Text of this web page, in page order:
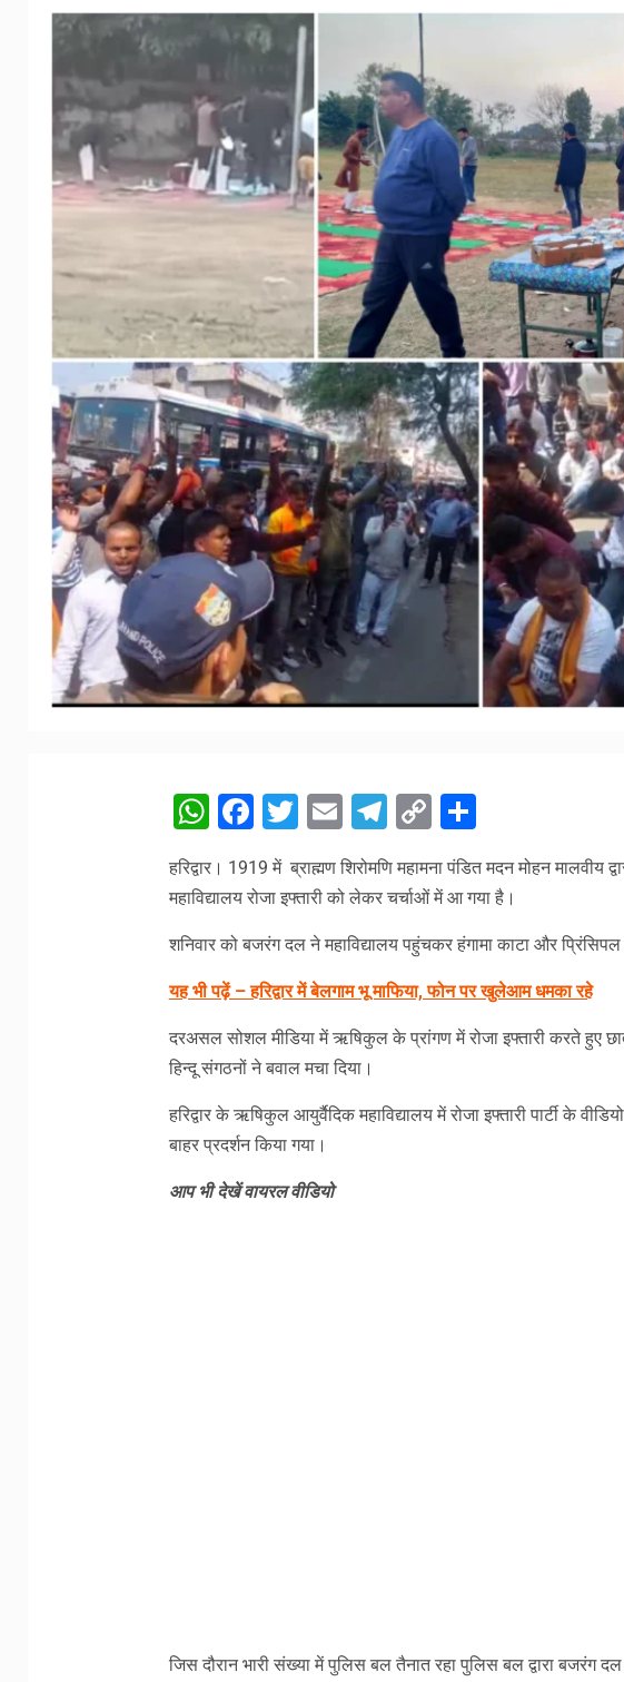
WhatsApp
Facebook
Twitter
EmailTelegram
Copy
Link
Share
हरिद्वार। 1919 में ब्राह्मण शिरोमणि महामना पंडित मदन मोहन मालवीय
महाविद्यालय रोजा इफ्तारी को लेकर चर्चाओं में आ गया है।
शनिवार को बजरंग दल ने महाविद्यालय पहुंचकर हंगामा काटा और
यह भी पढ़ें – हरिद्वार में बेलगाम भू माफिया, फोन पर खुलेआम धमका रहे
दरअसल सोशल मीडिया में ऋषिकुल के प्रांगण में रोजा इफ्तारी करते हुए
हिन्दू संगठनों ने बवाल मचा दिया।
हरिद्वार के ऋषिकुल आयुर्वैदिक महाविद्यालय में रोजा इफ्तारी पार्टी के
बाहर प्रदर्शन किया गया।
आप भी देखें वायरल वीडियो
जिस दौरान भारी संख्या में पुलिस बल तैनात रहा पुलिस बल द्वारा